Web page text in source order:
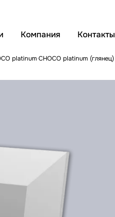
Компания Контакты
platinum CHOCO platinum (глянец)